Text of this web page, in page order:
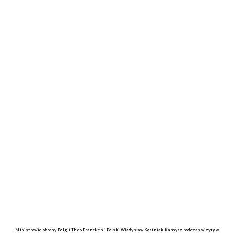
Ministrowie obrony Belgii Theo Francken i Polski Władysław Kosiniak-Kamysz podczas wizyty w